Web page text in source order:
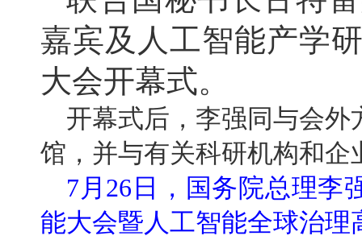
嘉宾及人工智能产学
大会开幕式。
开幕式后，李强同与会
馆，并与有关科研机构和企
7月26日，国务院总理李
能大会暨人工智能全球治